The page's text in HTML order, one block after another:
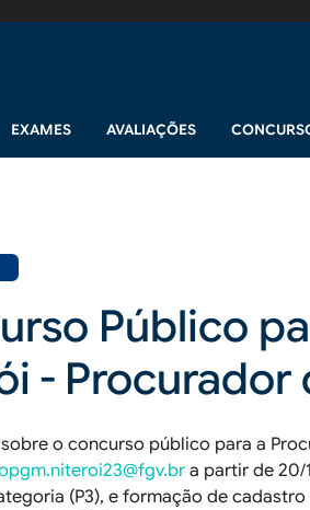
principal
EXAMES AVALIAÇÕES
Público
-
o concurso público para a
a partir de 20/
(P3), e formação de